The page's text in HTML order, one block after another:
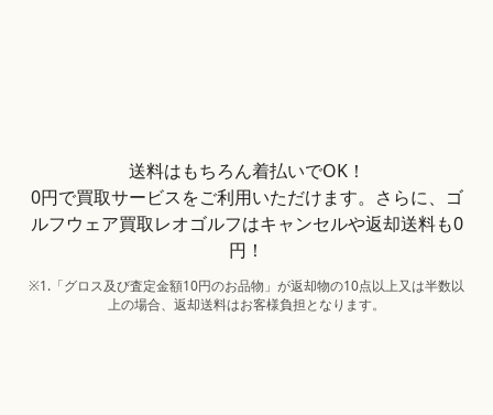
送料はもちろん着払いでOK！
0円で買取サービスをご利用いただけます。さらに、ゴ
ルフウェア買取レオゴルフはキャンセルや返却送料も0
円！
※1.「グロス及び査定金額10円のお品物」が返却物の10点以上又は半数以
上の場合、返却送料はお客様負担となります。